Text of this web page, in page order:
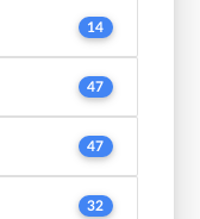
14
47
47
32